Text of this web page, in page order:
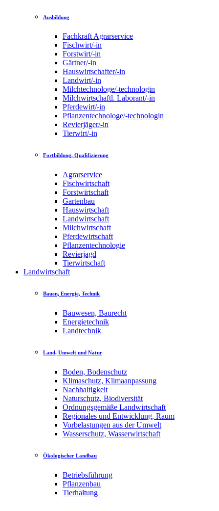
Ausbildung
Fachkraft Agrarservice
Fischwirt/-in
Forstwirt/-in
Gärtner/-in
Hauswirtschafter/-in
Landwirt/-in
Milchtechnologe/-technologin
Milchwirtschaftl. Laborant/-in
Pferdewirt/-in
Pflanzentechnologe/-technologin
Revierjäger/-in
Tierwirt/-in
Fortbildung, Qualifizierung
Agrarservice
Fischwirtschaft
Forstwirtschaft
Gartenbau
Hauswirtschaft
Landwirtschaft
Milchwirtschaft
Pferdewirtschaft
Pflanzentechnologie
Revierjagd
Tierwirtschaft
Landwirtschaft
Bauen, Energie, Technik
Bauwesen, Baurecht
Energietechnik
Landtechnik
Land, Umwelt und Natur
Boden, Bodenschutz
Klimaschutz, Klimaanpassung
Nachhaltigkeit
Naturschutz, Biodiversität
Ordnungsgemäße Landwirtschaft
Regionales und Entwicklung, Raum
Vorbelastungen aus der Umwelt
Wasserschutz, Wasserwirtschaft
Ökologischer Landbau
Betriebsführung
Pflanzenbau
Tierhaltung